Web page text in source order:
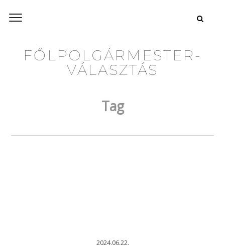
FŐLPOLGÁRMESTER-
VÁLASZTÁS
Tag
2024.06.22.